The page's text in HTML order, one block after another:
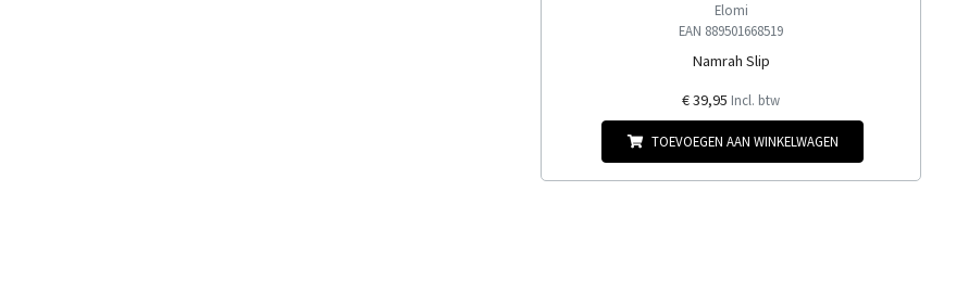
Elomi
EAN 889501668519
Namrah Slip
€ 39,95 Incl. btw
TOEVOEGEN AAN WINKELWAGEN